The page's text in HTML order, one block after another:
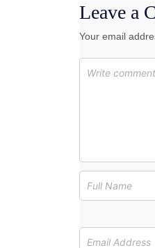
Leave a
Your email